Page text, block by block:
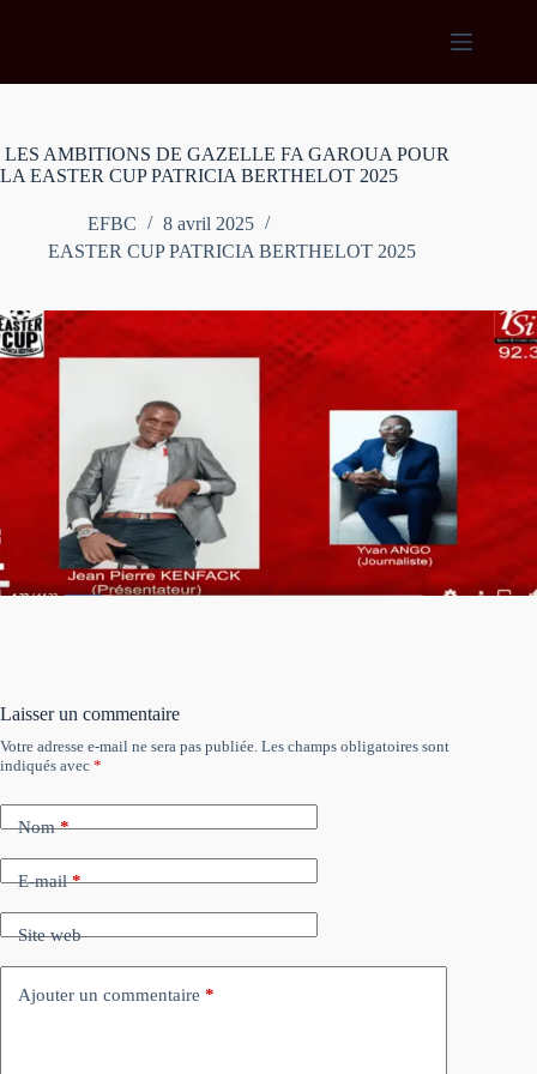
LES AMBITIONS DE GAZELLE FA GAROUA POUR
LA EASTER CUP PATRICIA BERTHELOT 2025
EFBC
8 avril 2025
EASTER CUP PATRICIA BERTHELOT 2025
Laisser un commentaire
Votre adresse e-mail ne sera pas publiée. Les champs obligatoires sont
indiqués avec *
Nom*
E-mail*
Site web
Ajouter un commentaire *